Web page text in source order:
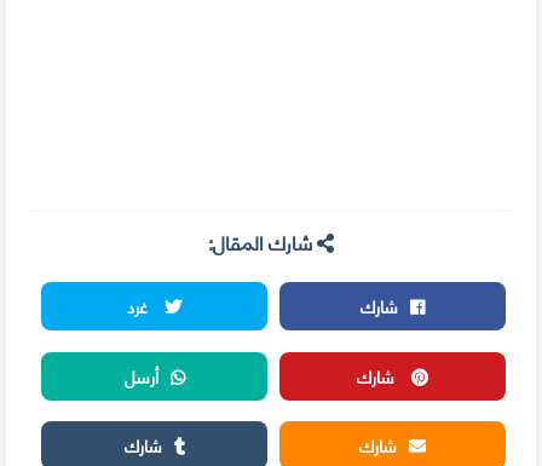
شارك المقال:
شارك
غرد
شارك
أرسل
شارك
شارك